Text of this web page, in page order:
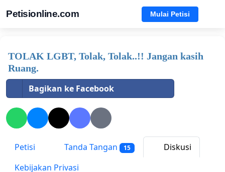
Petisionline.com Mulai Petisi
TOLAK LGBT, Tolak, Tolak..!! Jangan kasih
Ruang.
Bagikan ke Facebook
Petisi Tanda Tangan 15
Diskusi
Kebijakan Privasi